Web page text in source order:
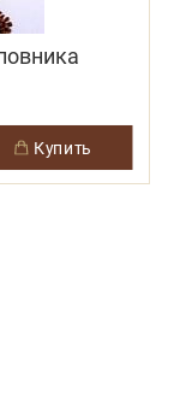
купить